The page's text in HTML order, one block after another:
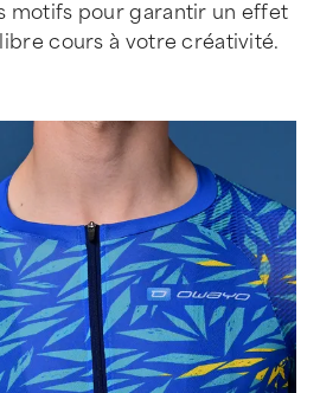
motifs pour garantir un effet
cours à votre créativité.